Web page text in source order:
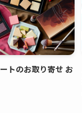
トのお取り寄せ お